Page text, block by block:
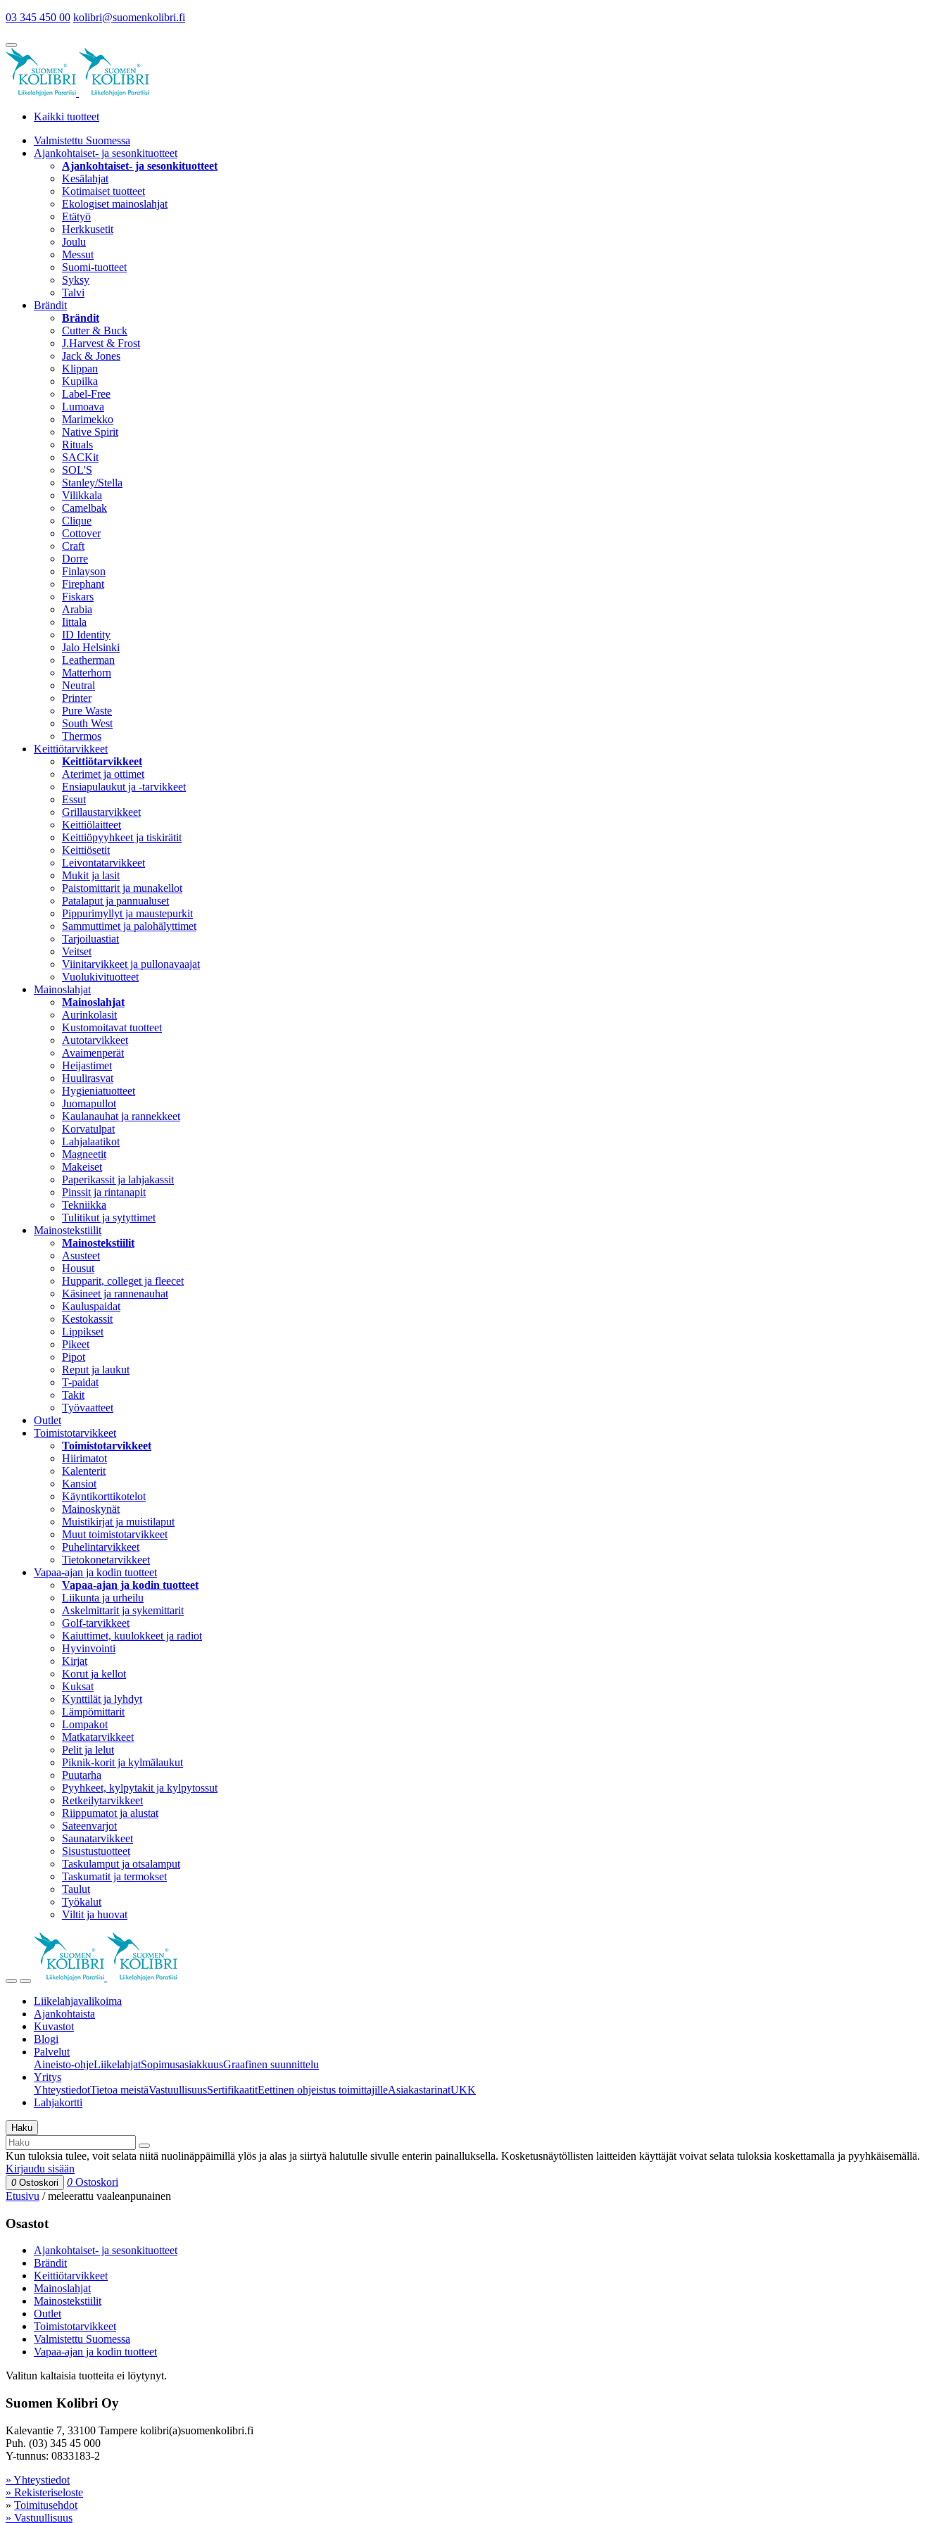
03 345 450 00 kolibri@suomenkolibri.fi
Kaikki tuotteet
Valmistettu Suomessa
Ajankohtaiset- ja sesonkituotteet
Ajankohtaiset- ja sesonkituotteet
Kesälahjat
Kotimaiset tuotteet
Ekologiset mainoslahjat
Etätyö
Herkkusetit
Joulu
Messut
Suomi-tuotteet
Syksy
Talvi
Brändit
Brändit
Cutter & Buck
J.Harvest & Frost
Jack & Jones
Klippan
Kupilka
Label-Free
Lumoava
Marimekko
Native Spirit
Rituals
SACKit
SOL'S
Stanley/Stella
Vilikkala
Camelbak
Clique
Cottover
Craft
Dorre
Finlayson
Firephant
Fiskars
Arabia
Iittala
ID Identity
Jalo Helsinki
Leatherman
Matterhorn
Neutral
Printer
Pure Waste
South West
Thermos
Keittiötarvikkeet
Keittiötarvikkeet
Aterimet ja ottimet
Ensiapulaukut ja -tarvikkeet
Essut
Grillaustarvikkeet
Keittiölaitteet
Keittiöpyyhkeet ja tiskirätit
Keittiösetit
Leivontatarvikkeet
Mukit ja lasit
Paistomittarit ja munakellot
Patalaput ja pannualuset
Pippurimyllyt ja maustepurkit
Sammuttimet ja palohälyttimet
Tarjoiluastiat
Veitset
Viinitarvikkeet ja pullonavaajat
Vuolukivituotteet
Mainoslahjat
Mainoslahjat
Aurinkolasit
Kustomoitavat tuotteet
Autotarvikkeet
Avaimenperät
Heijastimet
Huulirasvat
Hygieniatuotteet
Juomapullot
Kaulanauhat ja rannekkeet
Korvatulpat
Lahjalaatikot
Magneetit
Makeiset
Paperikassit ja lahjakassit
Pinssit ja rintanapit
Tekniikka
Tulitikut ja sytyttimet
Mainostekstiilit
Mainostekstiilit
Asusteet
Housut
Hupparit, colleget ja fleecet
Käsineet ja rannenauhat
Kauluspaidat
Kestokassit
Lippikset
Pikeet
Pipot
Reput ja laukut
T-paidat
Takit
Työvaatteet
Outlet
Toimistotarvikkeet
Toimistotarvikkeet
Hiirimatot
Kalenterit
Kansiot
Käyntikorttikotelot
Mainoskynät
Muistikirjat ja muistilaput
Muut toimistotarvikkeet
Puhelintarvikkeet
Tietokonetarvikkeet
Vapaa-ajan ja kodin tuotteet
Vapaa-ajan ja kodin tuotteet
Liikunta ja urheilu
Askelmittarit ja sykemittarit
Golf-tarvikkeet
Kaiuttimet, kuulokkeet ja radiot
Hyvinvointi
Kirjat
Korut ja kellot
Kuksat
Kynttilät ja lyhdyt
Lämpömittarit
Lompakot
Matkatarvikkeet
Pelit ja lelut
Piknik-korit ja kylmälaukut
Puutarha
Pyyhkeet, kylpytakit ja kylpytossut
Retkeilytarvikkeet
Riippumatot ja alustat
Sateenvarjot
Saunatarvikkeet
Sisustustuotteet
Taskulamput ja otsalamput
Taskumatit ja termokset
Taulut
Työkalut
Viltit ja huovat
Liikelahjavalikoima
Ajankohtaista
Kuvastot
Blogi
Palvelut
Aineisto-ohjeLiikelahjatSopimusasiakkuusGraafinen suunnittelu
Yritys
YhteystiedotTietoa meistäVastuullisuusSertifikaatitEettinen ohjeistus toimittajilleAsiakastarinatUKK
Lahjakortti
Haku
Kun tuloksia tulee, voit selata niitä nuolinäppäimillä ylös ja alas ja siirtyä halutulle sivulle enterin painalluksella. Kosketusnäytöllisten laitteiden käyttäjät voivat selata tuloksia koskettamalla ja pyyhkäisemällä.
Kirjaudu sisään
0 Ostoskori 0 Ostoskori
Etusivu /meleerattu vaaleanpunainen
Osastot
Ajankohtaiset- ja sesonkituotteet
Brändit
Keittiötarvikkeet
Mainoslahjat
Mainostekstiilit
Outlet
Toimistotarvikkeet
Valmistettu Suomessa
Vapaa-ajan ja kodin tuotteet
Valitun kaltaisia tuotteita ei löytynyt.
Suomen Kolibri Oy
Kalevantie 7, 33100 Tampere kolibri(a)suomenkolibri.fi
Puh. (03) 345 45 000
Y-tunnus: 0833183-2
» Yhteystiedot
» Rekisteriseloste
» Toimitusehdot
» Vastuullisuus